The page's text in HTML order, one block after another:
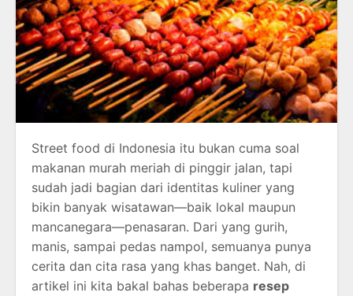
Street food di Indonesia itu bukan cuma soal
makanan murah meriah di pinggir jalan, tapi
sudah jadi bagian dari identitas kuliner yang
bikin banyak wisatawan—baik lokal maupun
mancanegara—penasaran. Dari yang gurih,
manis, sampai pedas nampol, semuanya punya
cerita dan cita rasa yang khas banget. Nah, di
artikel ini kita bakal bahas beberapa resep